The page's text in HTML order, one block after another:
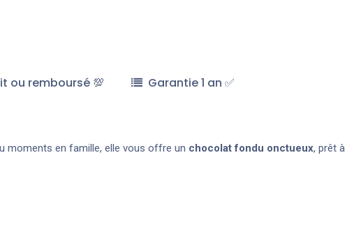
ou remboursé 💯 Garantie 1 an ✅
moments en famille, elle vous offre un chocolat fondu onctueux, prêt à